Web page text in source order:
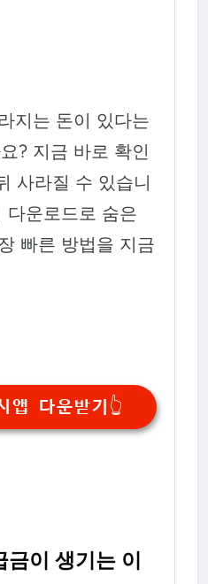
지는 돈이 있다는
? 지금 바로 확인
사라질 수 있습니
다운로드로 숨은
빠른 방법을 지금
앱 다운받기👆
금이 생기는 이